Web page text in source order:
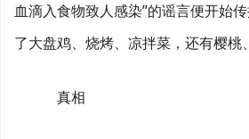
血滴入食物致人感染”的谣言便开始
了大盘鸡、烧烤、凉拌菜，还有樱桃
真相